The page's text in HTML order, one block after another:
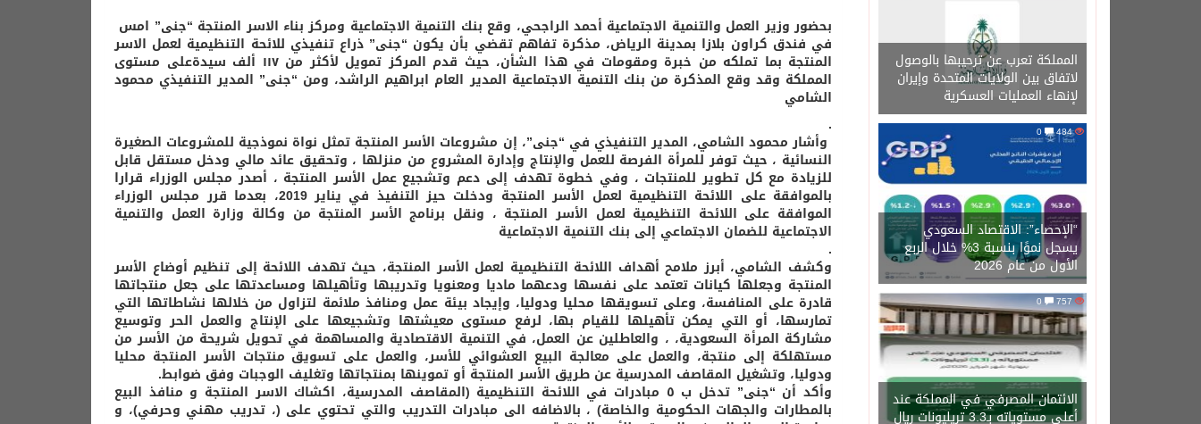
المملكة تعرب عن ترحيبها بالوصول
لاتفاق بين الولايات المتحدة وإيران
لإنهاء العمليات العسكرية
484
“الإحصاء”: الاقتصاد السعودي
يسجل نموًا بنسبة 3% خلال الربع
الأول من عام 2026
757
0
الائتمان المصرفي في المملكة عند
أعلى مستوياته بـ3.3 تريليونات ريال
في فندق كراون بلازا بمدينة الرياض، مذكرة تفاهم تقضي بأن يكون “جنى” ذراع تنفيذي للائحة التنظيمية لعمل الاسر
المنتجة بما تملكه من خبرة ومقومات في هذا الشأن، حيث قدم المركز تمويل لأكثر من ١١٧ ألف سيدةعلى مستوى
المملكة وقد وقع المذكرة من بنك التنمية الاجتماعية المدير العام ابراهيم الراشد، ومن “جنى” المدير التنفيذي محمود
الشامي‬
وأشار محمود الشامي، المدير التنفيذي في “جنى”، إن مشروعات الأسر المنتجة تمثل نواة نموذجية للمشروعات الصغيرة
النسائية ، حيث توفر للمرأة الفرصة للعمل والإنتاج وإدارة المشروع من منزلها ، وتحقيق عائد مالي ودخل مستقل قابل
للزيادة مع كل تطوير للمنتجات ، وفي خطوة تهدف إلى دعم وتشجيع عمل الأسر المنتجة ، أصدر مجلس الوزراء قرارا
بالموافقة على اللائحة التنظيمية لعمل الأسر المنتجة ودخلت حيز التنفيذ في يناير 2019، بعدما قرر مجلس الوزراء
الموافقة على اللائحة التنظيمية لعمل الأسر المنتجة ، ونقل برنامج الأسر المنتجة من وكالة وزارة العمل والتنمية
الاجتماعية للضمان الاجتماعي إلى بنك التنمية الاجتماعية
وكشف الشامي، أبرز ملامح أهداف اللائحة التنظيمية لعمل الأسر المنتجة، حيث تهدف اللائحة إلى تنظيم أوضاع الأسر
المنتجة وجعلها كيانات تعتمد على نفسها ودعهما ماديا ومعنويا وتدريبها وتأهيلها ومساعدتها على جعل منتجاتها
قادرة على المنافسة، وعلى تسويقها محليا ودوليا، وإيجاد بيئة عمل ومنافذ ملائمة لتزاول من خلالها نشاطاتها التي
تمارسها، أو التي يمكن تأهيلها للقيام بها، لرفع مستوى معيشتها وتشجيعها على الإنتاج والعمل الحر وتوسيع
مشاركة المرأة السعودية، ، والعاطلين عن العمل، في التنمية الاقتصادية والمساهمة في تحويل شريحة من الأسر من
مستهلكة إلى منتجة، والعمل على معالجة البيع العشوائي للأسر، والعمل على تسويق منتجات الأسر المنتجة محليا
ودوليا، وتشغيل المقاصف المدرسية عن طريق الأسر المنتجة أو تموينها بمنتجاتها وتغليف الوجبات وفق ضوابط.
وأكد أن “جنى” تدخل ب ٥ مبادرات في اللائحة التنظيمية‪ ‬(المقاصف المدرسية، اكشاك الاسر المنتجة و منافذ البيع